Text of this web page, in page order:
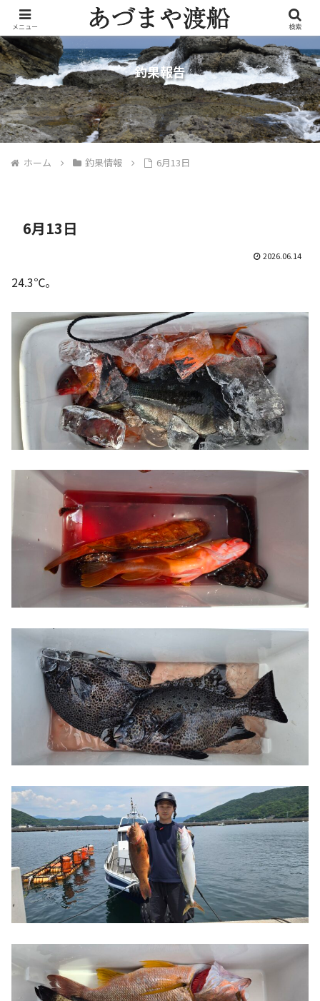
釣果報告
ホーム 釣果情報 6月13日
6月13日
2026.06.14
24.3℃。
メニュー 検索